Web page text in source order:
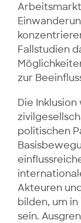
Fallstudien
zur
Die
politischen
Akteuren
bilden, um
sein.